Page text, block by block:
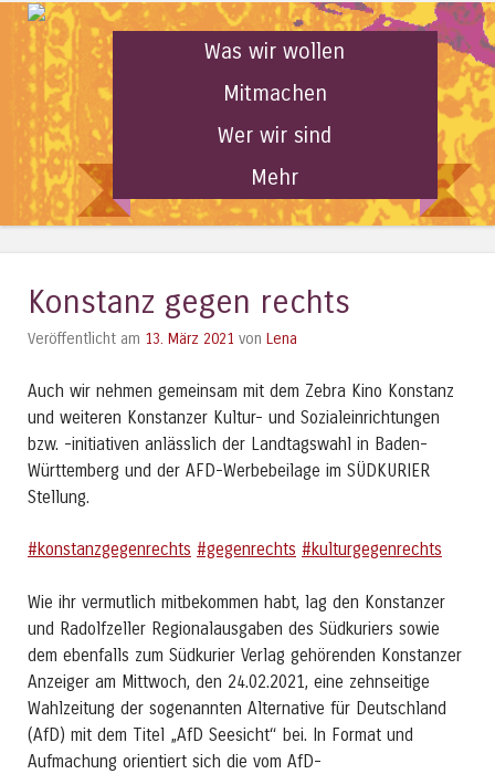
Was wir wollen
Mitmachen
Wer wir sind
Mehr
Konstanz gegen rechts
Veröffentlicht am 13. März 2021 von Lena
Auch wir nehmen gemeinsam mit dem Zebra Kino Konstanz
und weiteren Konstanzer Kultur- und Sozialeinrichtungen
bzw. -initiativen anlässlich der Landtagswahl in Baden-
Württemberg und der AFD-Werbebeilage im SÜDKURIER
Stellung.
#konstanzgegenrechts #gegenrechts #kulturgegenrechts
Wie ihr vermutlich mitbekommen habt, lag den Konstanzer
und Radolfzeller Regionalausgaben des Südkuriers sowie
dem ebenfalls zum Südkurier Verlag gehörenden Konstanzer
Anzeiger am Mittwoch, den 24.02.2021, eine zehnseitige
Wahlzeitung der sogenannten Alternative für Deutschland
(AfD) mit dem Titel „AfD Seesicht“ bei. In Format und
Aufmachung orientiert sich die vom AfD-